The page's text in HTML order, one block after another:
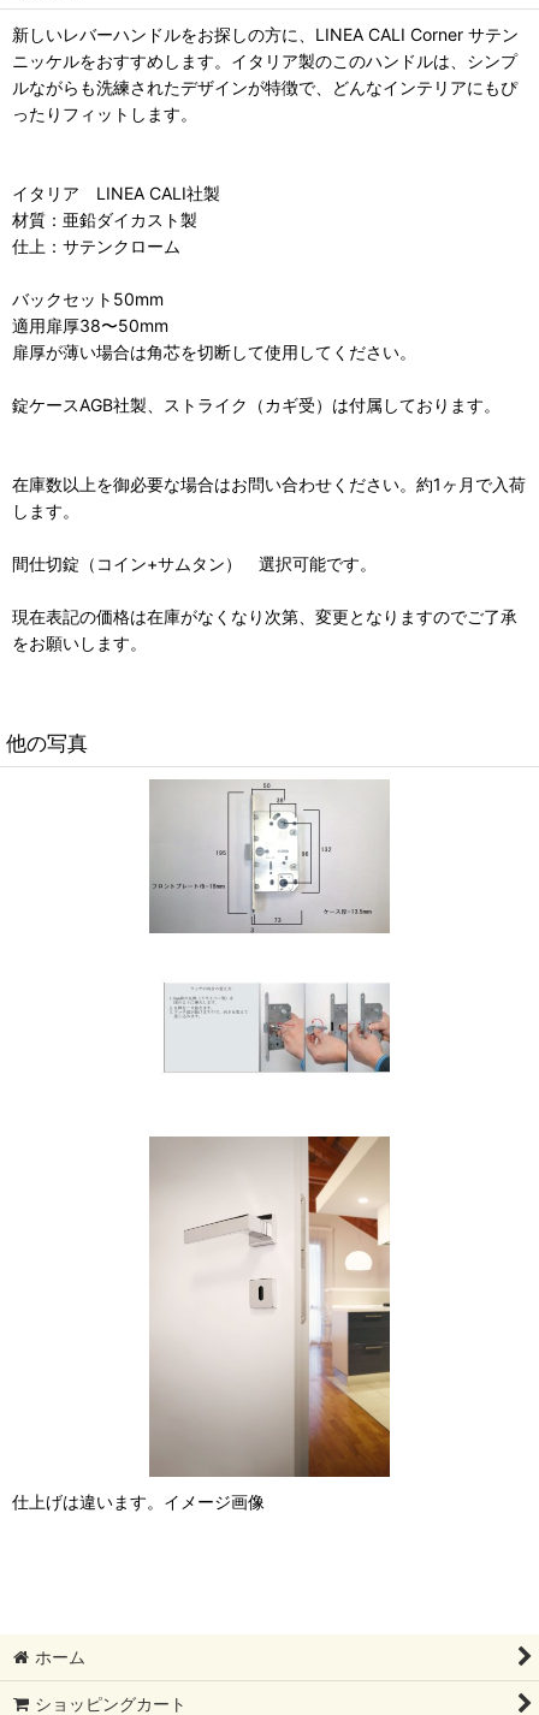
新しいレバーハンドルをお探しの方に、LINEA CALI Corner サテン
ニッケルをおすすめします。イタリア製のこのハンドルは、シンプ
ルながらも洗練されたデザインが特徴で、どんなインテリアにもぴ
ったりフィットします。
イタリア LINEA CALI社製
材質：亜鉛ダイカスト製
仕上：サテンクローム
バックセット50mm
適用扉厚38〜50mm
扉厚が薄い場合は角芯を切断して使用してください。
錠ケースAGB社製、ストライク（カギ受）は付属しております。
在庫数以上を御必要な場合はお問い合わせください。約1ヶ月で入荷
します。
間仕切錠（コイン+サムタン） 選択可能です。
現在表記の価格は在庫がなくなり次第、変更となりますのでご了承
をお願いします。
他の写真
仕上げは違います。イメージ画像
ホーム
ショッピングカート